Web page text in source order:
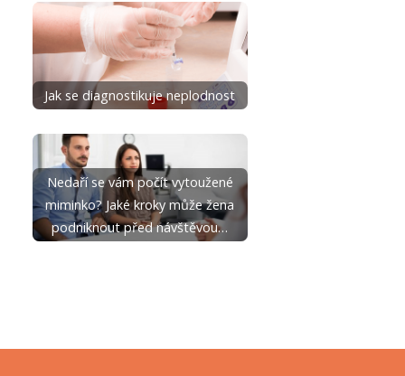
Jak se diagnostikuje neplodnost
Nedaří se vám počít vytoužené
miminko? Jaké kroky může žena
podniknout před návštěvou…